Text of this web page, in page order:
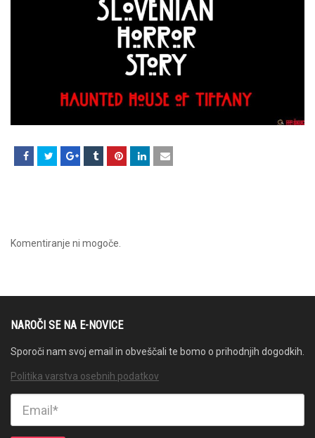
Komentiranje ni mogoče.
NAROČI SE NA E-NOVICE
Sporoči nam svoj email in obveščali te bomo o prihodnjih dogodkih.
Politika varstva osebnih podatkov